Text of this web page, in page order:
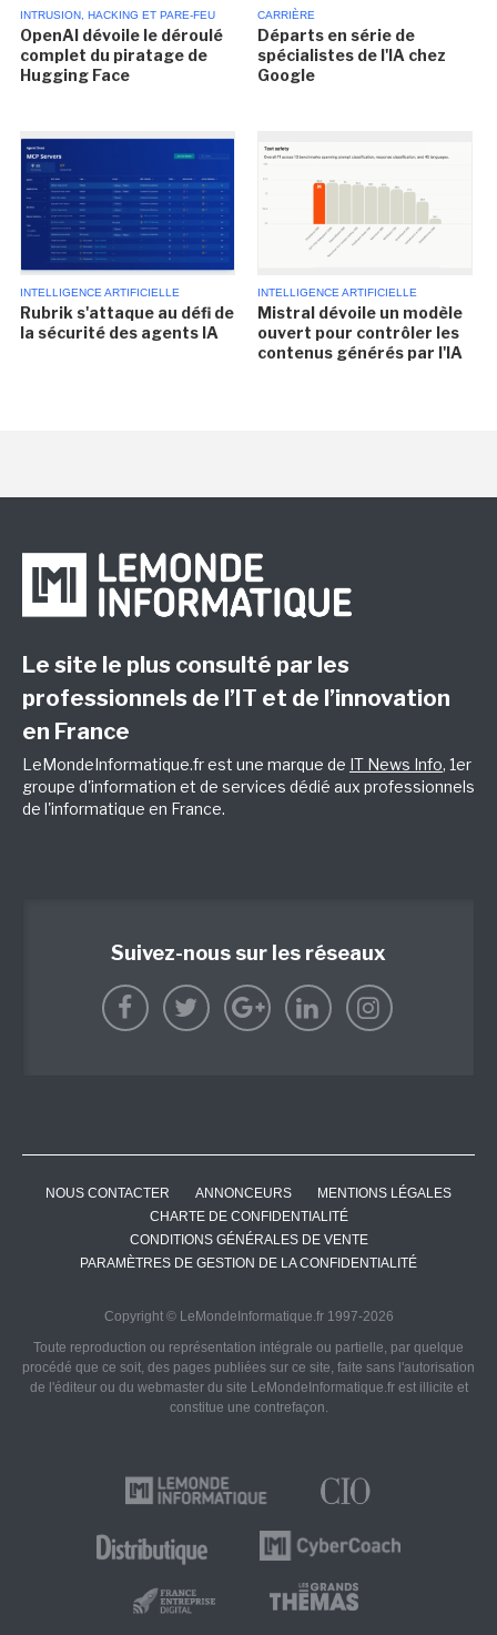
INTRUSION, HACKING ET PARE-FEU
OpenAI dévoile le déroulé
complet du piratage de
Hugging Face
CARRIÈRE
Départs en série de
spécialistes de l'IA chez
Google
INTELLIGENCE ARTIFICIELLE
Rubrik s'attaque au défi de
la sécurité des agents IA
INTELLIGENCE ARTIFICIELLE
Mistral dévoile un modèle
ouvert pour contrôler les
contenus générés par l'IA
Le site le plus consulté par les
professionnels de l’IT et de l’innovation
en France
LeMondeInformatique.fr est une marque de IT News Info, 1er
groupe d'information et de services dédié aux professionnels
de l'informatique en France.
Suivez-nous sur les réseaux
NOUS CONTACTER ANNONCEURS
MENTIONS LÉGALES
CHARTE DE CONFIDENTIALITÉ
CONDITIONS GÉNÉRALES DE VENTE
PARAMÈTRES DE GESTION DE LA CONFIDENTIALITÉ
Copyright © LeMondeInformatique.fr 1997-2026
Toute reproduction ou représentation intégrale ou partielle, par quelque
procédé que ce soit, des pages publiées sur ce site, faite sans l'autorisation
de l'éditeur ou du webmaster du site LeMondeInformatique.fr est illicite et
constitue une contrefaçon.